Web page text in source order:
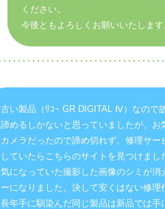
ください。
今後ともよろしくお願いいたしま
古い製品（ﾘｺｰ GR DIGITAL Ⅳ）なので
諦めるしかないと思っていましたが、お
カメラだったので諦め切れず、修理サー
していたらこちらのサイトを見つけまし
気になっていた撮影した画像のシミが消
ーになりました。決して安くはない修理
長年手に馴染んだ同じ製品は新品では手